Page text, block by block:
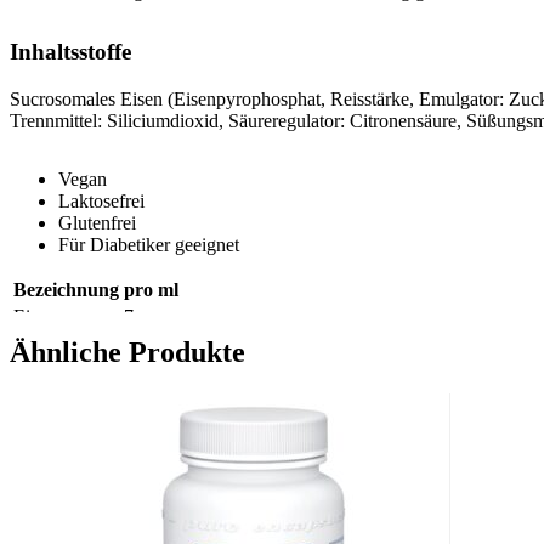
Inhaltsstoffe
Sucrosomales Eisen (Eisenpyrophosphat, Reisstärke, Emulgator:
Trennmittel: Siliciumdioxid, Säureregulator: Citronensäure,
Vegan
Laktosefrei
Glutenfrei
Für Diabetiker geeignet
Bezeichnung pro ml
Eisen
7 mg
Anwendung
OLEOvital® EISEN JUNIOR bietet Ihnen die Flexibilität, sie zu
Verwenden Sie die beigepackte Dosierhilfe, um 1 ml der Eisen
Flüssigkeit beimengen und trinken.
Vor jedem Gebrauch gut
Täglich empfohlene Verzehrmenge: 1 ml
Ähnliche Produkte